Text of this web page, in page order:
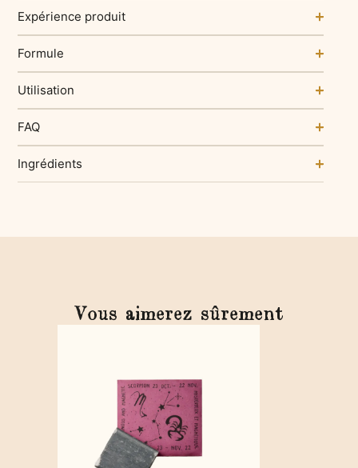
Expérience produit
Formule
Utilisation
FAQ
Ingrédients
Vous aimerez sûrement